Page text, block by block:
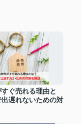
すぐ売れる理由と
遅れないための対